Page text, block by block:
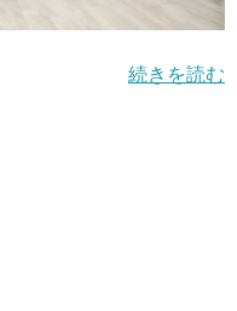
続きを読む